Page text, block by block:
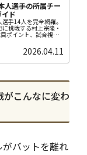
人選手の所属チー
ド
手14人を完全網羅。
挑戦する村上宗隆・
ポイント、試合視聴
2026.04.11
こんなに変わ
バットを離れ